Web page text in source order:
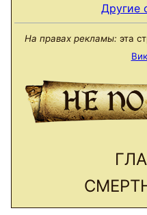
Другие
На правах рекламы: эта